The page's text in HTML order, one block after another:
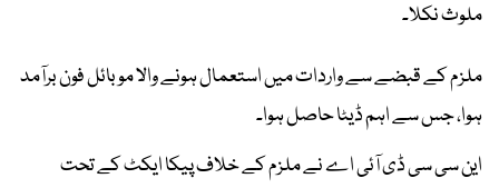
ملوث نکلا۔
ملزم کے قبضے سے واردات میں استعمال ہونے والا موبائل فون برآمد
ہوا، جس سے اہم ڈیٹا حاصل ہوا۔
این سی سی ڈی آئی اے نے ملزم کے خلاف پیکا ایکٹ کے تحت